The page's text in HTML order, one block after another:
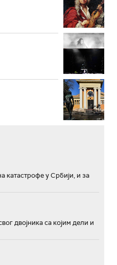
катастрофе у Србији, и за
двојника са којим дели и